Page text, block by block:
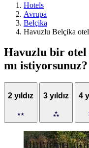
Hotels
Avrupa
Belçika
Havuzlu Belçika
Havuzlu bir otel
mı istiyorsunuz?
2 yıldız 3 yıldız 4